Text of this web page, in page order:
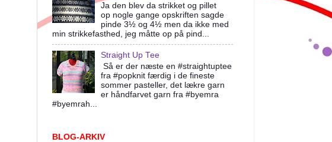
Ja den blev da strikket og pillet
op nogle gange opskriften sagde
pinde 3½ og 4½ men da ikke med
min strikkefasthed, jeg måtte op på pind...
Straight Up Tee
Så er der næste en #straightuptee
fra #popknit færdig i de fineste
sommer pasteller, det lækre garn
er håndfarvet garn fra #byemra
#byemrah...
BLOG-ARKIV